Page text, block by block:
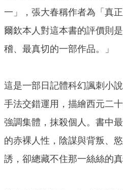
一」，張大春稱作者為「真
爾欽本人對這本書的評價則
稽、最真切的一部作品。」
這是一部日記體科幻諷刺小
手法交錯運用，描繪西元二
強調集體，抹殺個人。書中
的赤裸人性，陰謀與背叛、
誘，卻總藏不住那一絲絲的真